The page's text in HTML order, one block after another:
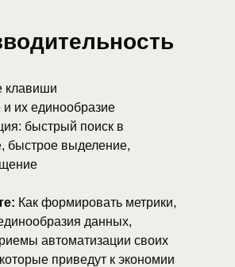
клавиши
их единообразие
быстрый поиск в
быстрое выделение,
Как формировать метрики,
данных,
автоматизации своих
приведут к экономии